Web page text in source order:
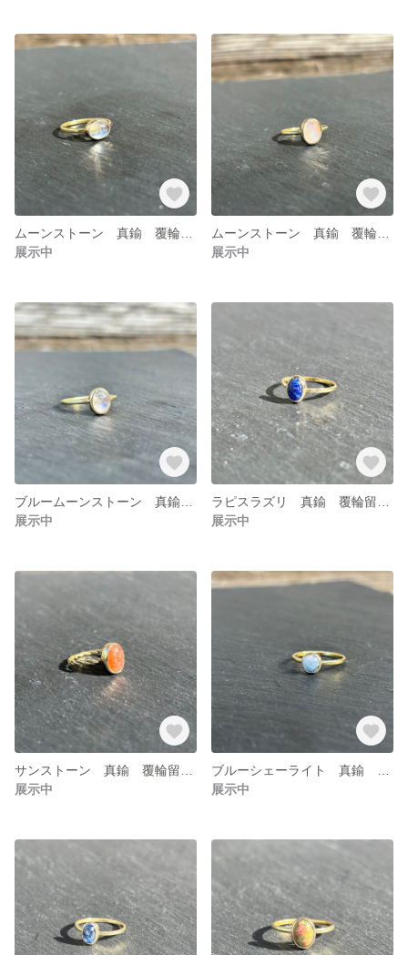
展示中
展示中
展示中
展示中
展示中
展示中